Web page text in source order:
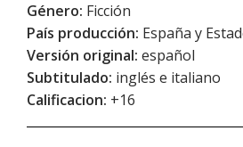
Género: Ficción
País producción: España y
Versión original: español
Subtitulado: inglés e italiano
Calificacion: +16